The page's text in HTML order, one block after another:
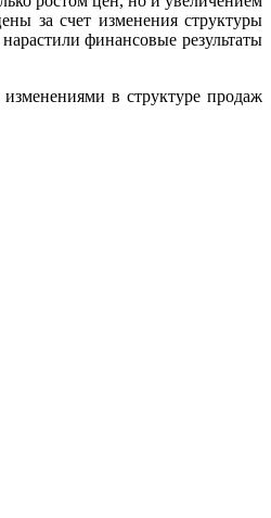
за счет изменения структуры
финансовые результаты
в структуре продаж